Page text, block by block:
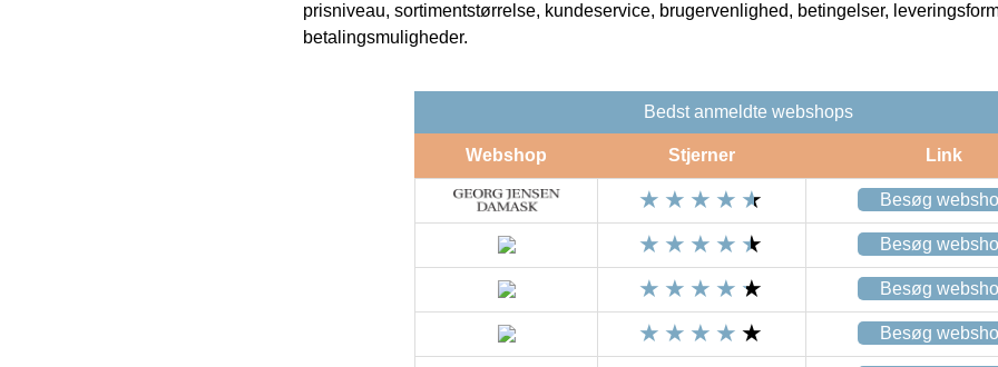
prisniveau, sortimentstørrelse, kundeservice, brugervenlighed, betingelser,
betalingsmuligheder.
Bedst anmeldte webshops
Webshop Stjerner Link
Besøg
Besøg
Besøg
Besøg